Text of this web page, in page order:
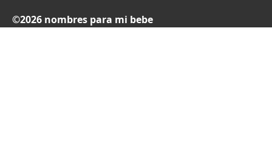
©2026 nombres para mi bebe